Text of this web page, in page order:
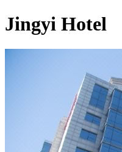
Jingyi Hotel